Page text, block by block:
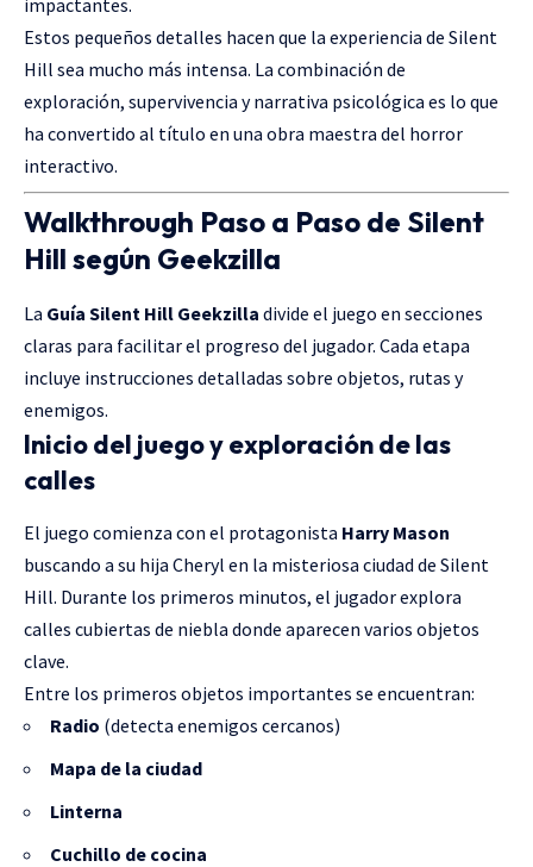
impactantes.
Estos pequeños detalles hacen que la experiencia de Silent
Hill sea mucho más intensa. La combinación de
exploración, supervivencia y narrativa psicológica es lo que
ha convertido al título en una obra maestra del horror
interactivo.
Walkthrough Paso a Paso de Silent
Hill según Geekzilla
La Guía Silent Hill Geekzilla divide el juego en secciones
claras para facilitar el progreso del jugador. Cada etapa
incluye instrucciones detalladas sobre objetos, rutas y
enemigos.
Inicio del juego y exploración de las
calles
El juego comienza con el protagonista Harry Mason
buscando a su hija Cheryl en la misteriosa ciudad de Silent
Hill. Durante los primeros minutos, el jugador explora
calles cubiertas de niebla donde aparecen varios objetos
clave.
Entre los primeros objetos importantes se encuentran:
Radio (detecta enemigos cercanos)
Mapa de la ciudad
Linterna
Cuchillo de cocina